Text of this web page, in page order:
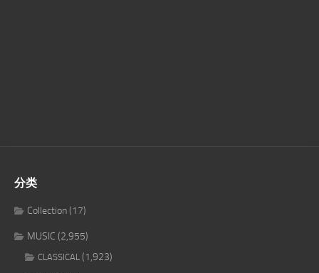
分类
Collection(17)
MUSIC (2,955)
CLASSICAL (1,923)